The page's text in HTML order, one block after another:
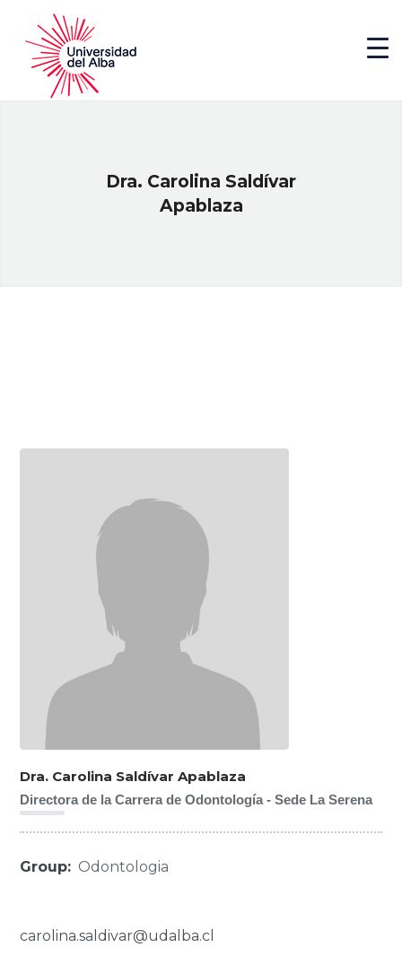
Dra. Carolina Saldívar
Apablaza
Dra. Carolina Saldívar Apablaza
Directora de la Carrera de Odontología - Sede La Serena
Group: Odontologia
carolina.saldivar@udalba.cl